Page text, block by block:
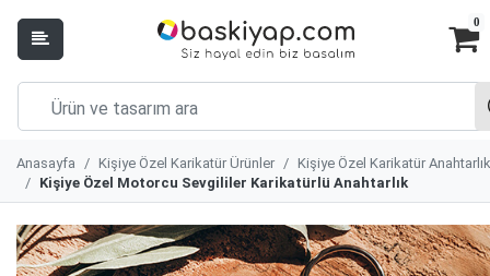
0
Anasayfa Kişiye Özel Karikatür Ürünler
Kişiye Özel Karikatür Anahtarlık
Kişiye Özel Motorcu Sevgililer Karikatürlü Anahtarlık